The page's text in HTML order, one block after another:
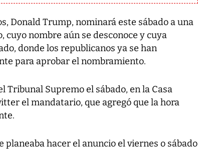
Donald Trump, nominará este sábado a una
cuyo nombre aún se desconoce y cuya
donde los republicanos ya se han
para aprobar el nombramiento.
Tribunal Supremo el sábado, en la Casa
el mandatario, que agregó que la hora
planeaba hacer el anuncio el viernes o sábado